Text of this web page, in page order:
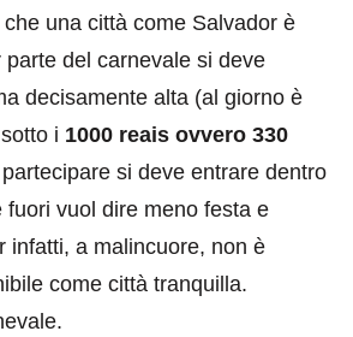
una città come Salvador è
del carnevale si deve
decisamente alta (al giorno è
i 1000 reais ovvero 330
si deve entrare dentro
fuori vuol dire meno festa e
infatti, a malincuore, non è
come città tranquilla.